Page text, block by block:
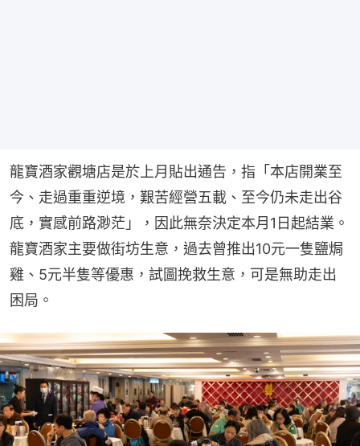
龍寶酒家觀塘店是於上月貼出通告，指「本店開業至
今、走過重重逆境，艱苦經營五載、至今仍未走出谷
底，實感前路渺茫」，因此無奈決定本月1日起結業。
龍寶酒家主要做街坊生意，過去曾推出10元一隻鹽焗
雞、5元半隻等優惠，試圖挽救生意，可是無助走出
困局。